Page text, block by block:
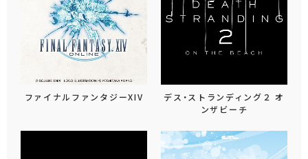
ファイナルファンタジーXIV
デス・ストランディング２ オ
ンザビーチ